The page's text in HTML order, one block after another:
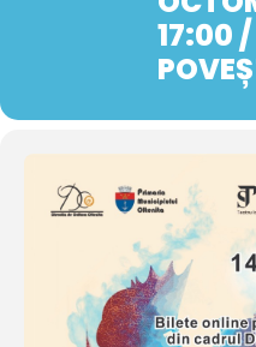
17:00